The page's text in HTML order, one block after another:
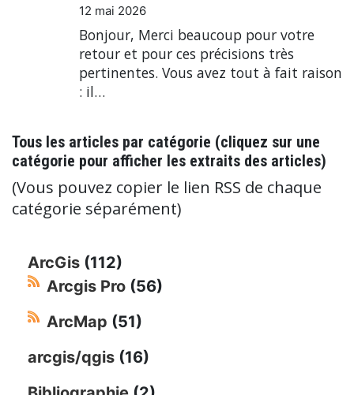
12 mai 2026
Bonjour, Merci beaucoup pour votre
retour et pour ces précisions très
pertinentes. Vous avez tout à fait raison
: il…
Tous les articles par catégorie (cliquez sur une
catégorie pour afficher les extraits des articles)
(Vous pouvez copier le lien RSS de chaque
catégorie séparément)
ArcGis (112)
Arcgis Pro (56)
ArcMap (51)
arcgis/qgis (16)